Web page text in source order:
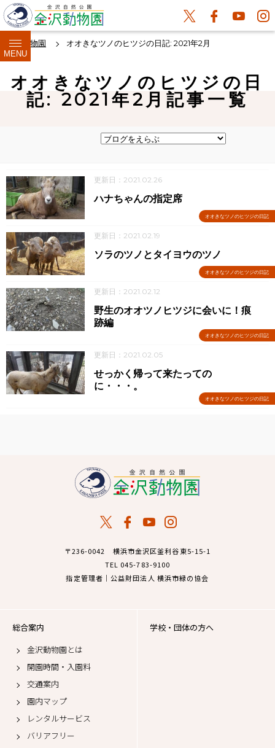
MENU
金沢動物園 オオきなツノのヒツジの日記: 2021年2月
オオきなツノのヒツジの日
記: 2021年2月記事一覧
更新日：2021.02.26
オオきなツノのヒツジの日記
ハナちゃんの指定席
更新日：2021.02.19
オオきなツノのヒツジの日記
ソラのツノとタイヨウのツノ
更新日：2021.02.12
オオきなツノのヒツジの日記
野生のオオツノヒツジに会いに！痕
跡編
更新日：2021.02.05
オオきなツノのヒツジの日記
せっかく帰って来たっての
に・・・。
〒236-0042 横浜市金沢区釜利谷東5-15-1
TEL 045-783-9100
指定管理者｜公益財団法人 横浜市緑の協会
総合案内
金沢動物園とは
開園時間・入園料
交通案内
園内マップ
レンタルサービス
バリアフリー
学校・団体の方へ